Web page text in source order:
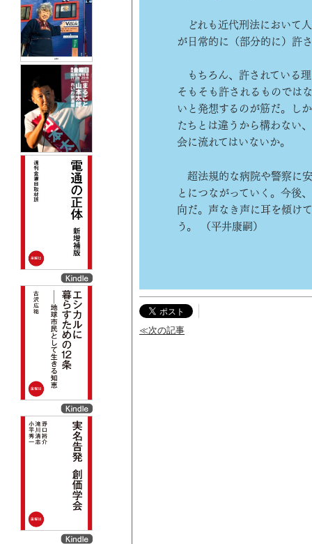
どれも近代刑法において
が日常的に（部分的に）許
もちろん、許されている
そもそも許されるものでは
いと発想するのが筋だ。し
たちとは違うから構わない
会に流れてはいないか。
超法規的な病院や警察に
とにつながっていく。今後
向だ。声なき声に耳を傾け
う。 （平井康嗣）
≪次の記事